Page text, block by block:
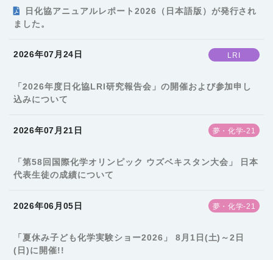
日化協アニュアルレポート2026（日本語版）が発行され
ました。
2026年07月24日 LRI
「2026年度日化協LRI研究報告会」の開催および参加申し
込みについて
2026年07月21日 夢・化学-21
「第58回国際化学オリンピック ウズベキスタン大会」 日本
代表生徒の成績について
2026年06月05日 夢・化学-21
「夏休み子ども化学実験ショー2026」 8月1日(土)～2日
(日)に開催!!